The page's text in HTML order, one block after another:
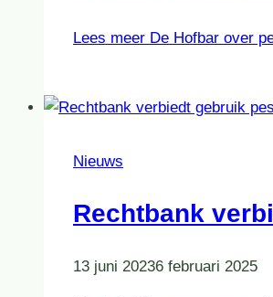
Lees meer De Hofbar over
Nieuws
Rechtbank
13 juni 20236 februari 2025